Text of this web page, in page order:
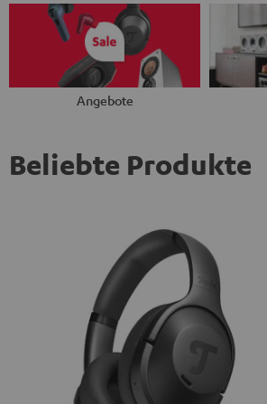
Angebote
Beliebte Produkte